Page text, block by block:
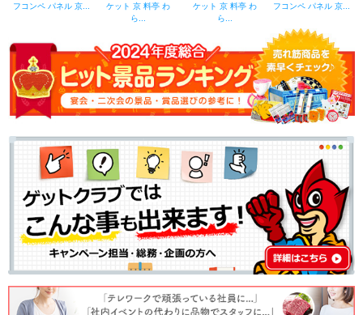
フコンペ パネル 京...
ケット 京 料亭 わ
ら...
ケット 京 料亭 わ
ら...
フコンペ パネル 京...